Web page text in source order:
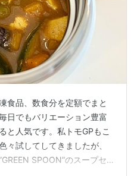
食品、数食分を定額でまと
日でもバリエーション豊富
と人気です。私トモGPもこ
々試してしてきましたが、
SPOON”のスープセ